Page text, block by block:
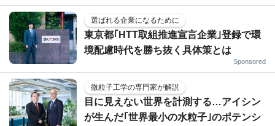
選ばれる企業になるために
東京都｢HTT取組推進宣言企業｣登録で環
境配慮時代を勝ち抜く具体策とは
Sponsored
微粒子工学の専門家が解説
目に見えない世界を計測する…アイシン
が生んだ｢世界最小の水粒子｣のポテンシ